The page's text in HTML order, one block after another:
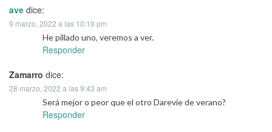
ave dice:
9 marzo, 2022 a las 10:10 pm
He pillado uno, veremos a ver.
Responder
Zamarro dice:
28 marzo, 2022 a las 9:43 am
Será mejor o peor que el otro Darevie de verano?
Responder